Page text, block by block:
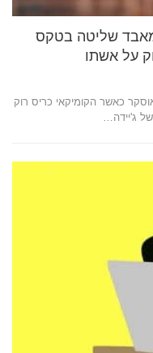
מאבד שליטה בטקס
על אשתו
כאשר הקומיקאי כריס רוק
ג'יידה…